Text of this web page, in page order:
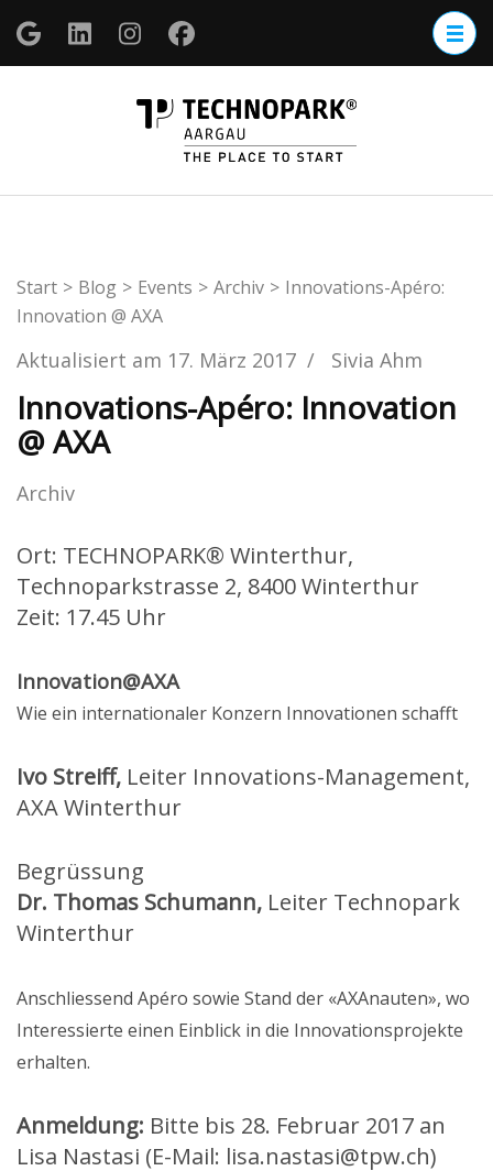
Zum
Inhalt
springen
Start > Blog > Events > Archiv > Innovations-Apéro:
Innovation @ AXA
Aktualisiert am 17. März 2017 / Sivia Ahm
Innovations-Apéro: Innovation
@ AXA
Archiv
Ort: TECHNOPARK® Winterthur,
Technoparkstrasse 2, 8400 Winterthur
Zeit: 17.45 Uhr
Innovation@AXA
Wie ein internationaler Konzern Innovationen schafft
Ivo Streiff, Leiter Innovations-Management,
AXA Winterthur
Begrüssung
Dr. Thomas Schumann, Leiter Technopark
Winterthur
Anschliessend Apéro sowie Stand der «AXAnauten», wo
Interessierte einen Einblick in die Innovationsprojekte
erhalten.
Anmeldung: Bitte bis 28. Februar 2017 an
Lisa Nastasi (E-Mail: lisa.nastasi@tpw.ch)